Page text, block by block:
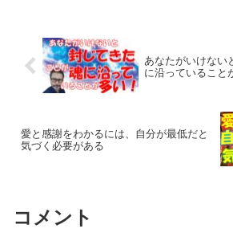
あなたがいけない
に沿っていること
愛と感謝をわかるには、自分が最低だと
気づく必要がある
コメント